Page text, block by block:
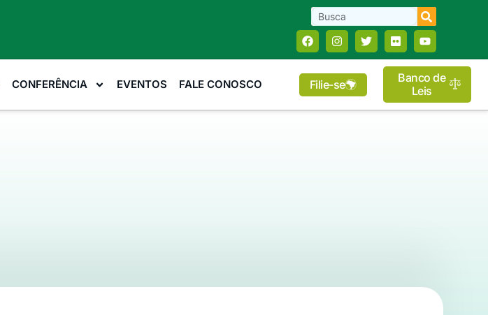
CONFERÊNCIA EVENTOS FALE CONOSCO Filie-se
Banco de
Leis